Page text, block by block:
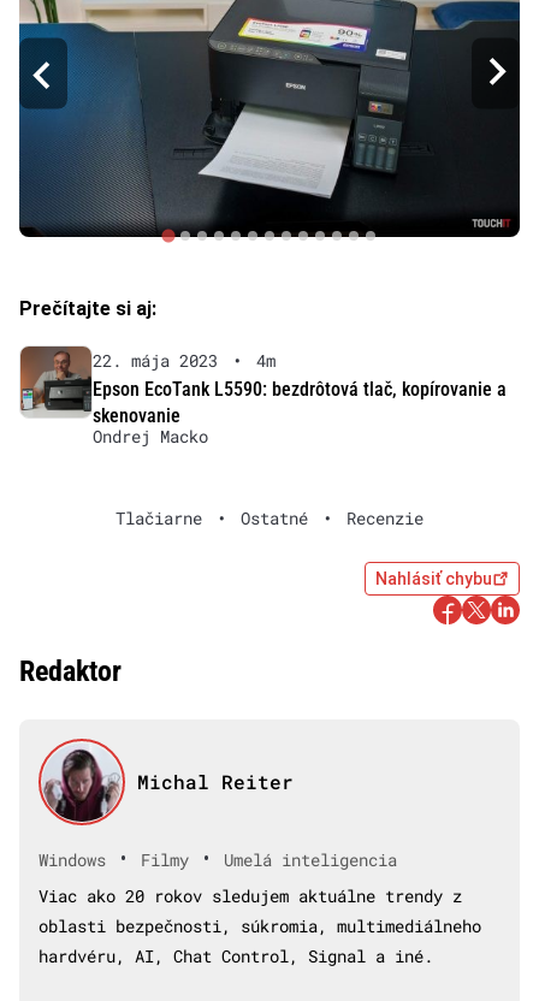
Prečítajte si aj:
22. mája 2023 •
4m
Epson EcoTank L5590: bezdrôtová tlač, kopírovanie a
skenovanie
Ondrej Macko
Tlačiarne • Ostatné • Recenzie
Nahlásiť chybu
Redaktor
Michal Reiter
Windows • Filmy •
Umelá inteligencia
Viac ako 20 rokov sledujem aktuálne trendy z
oblasti bezpečnosti, súkromia, multimediálneho
hardvéru, AI, Chat Control, Signal a iné.